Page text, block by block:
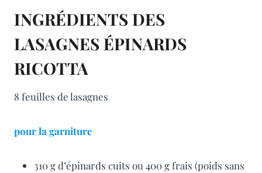
INGRÉDIENTS DES
LASAGNES ÉPINARDS
RICOTTA
8 feuilles de lasagnes
pour la garniture
310 g d’épinards cuits ou 400 g frais (poids sans